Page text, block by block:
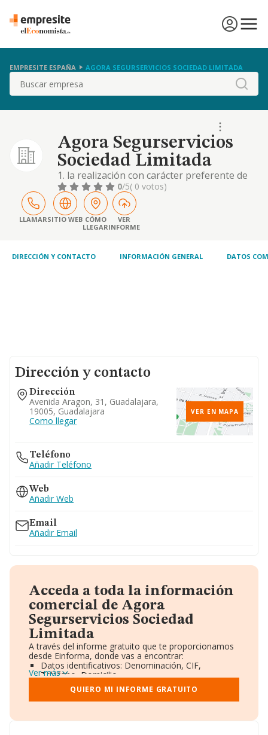
EMPRESITE ESPAÑA AGORA SEGURSERVICIOS SOCIEDAD LIMITADA
Buscar
Agora Segurservicios
Sociedad Limitada
1. la realización con carácter preferente de
actividades de correduría de seguros con
sometimiento en todo a la legislación
especifica de mediación en seguros privados,
especialmente a la ley 26/2006 de mediación
de seguros privados y normas que
así como la
0/5( 0 votos)
LLAMARSITIO WEB CÓMO
LLEGAR
VER
INFORME
DIRECCIÓN Y CONTACTO INFORMACIÓN GENERAL DATOS
Dirección y contacto
Dirección
Avenida Aragon, 31, Guadalajara,
19005, Guadalajara
Como llegar
VER EN MAPA
Teléfono
Añadir Teléfono
Web
Añadir Web
Email
Añadir Email
Acceda a toda la información
comercial de Agora
Segurservicios Sociedad
Limitada
A través del informe gratuito que te proporcionamos
desde Einforma, donde vas a encontrar:
Datos identificativos: Denominación, CIF,
Teléfono, Domicilio.
Informe Mercantil Completo (BORME).
Gráficos de Evolución Ventas y Empleados.
Consejo de Administración y Administradores.
Accionistas.
Ver más
QUIERO MI INFORME GRATUITO